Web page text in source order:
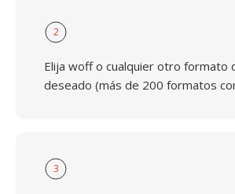
2
Elija woff o cualquier otro formato
deseado (más de 200 formatos
3